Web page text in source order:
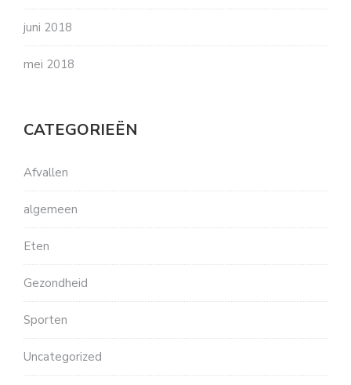
juni 2018
mei 2018
CATEGORIEËN
Afvallen
algemeen
Eten
Gezondheid
Sporten
Uncategorized